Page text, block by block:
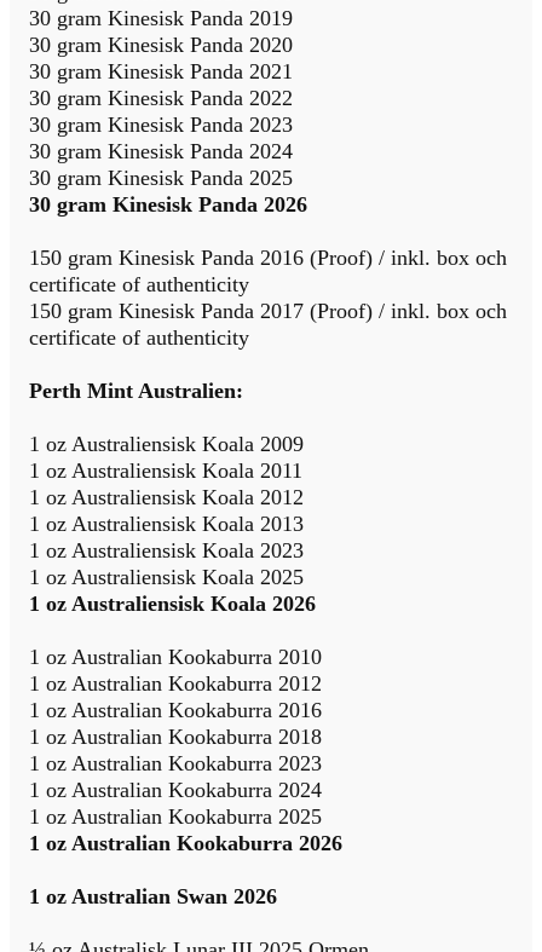
30 gram Kinesisk Panda 2019
30 gram Kinesisk Panda 2020
30 gram Kinesisk Panda 2021
30 gram Kinesisk Panda 2022
30 gram Kinesisk Panda 2023
30 gram Kinesisk Panda 2024
30 gram Kinesisk Panda 2025
30 gram Kinesisk Panda 2026
150 gram Kinesisk Panda 2016 (Proof) / inkl. box och
certificate of authenticity
150 gram Kinesisk Panda 2017 (Proof) / inkl. box och
certificate of authenticity
Perth Mint Australien:
1 oz Australiensisk Koala 2009
1 oz Australiensisk Koala 2011
1 oz Australiensisk Koala 2012
1 oz Australiensisk Koala 2013
1 oz Australiensisk Koala 2023
1 oz Australiensisk Koala 2025
1 oz Australiensisk Koala 2026
1 oz Australian Kookaburra 2010
1 oz Australian Kookaburra 2012
1 oz Australian Kookaburra 2016
1 oz Australian Kookaburra 2018
1 oz Australian Kookaburra 2023
1 oz Australian Kookaburra 2024
1 oz Australian Kookaburra 2025
1 oz Australian Kookaburra 2026
1 oz Australian Swan 2026